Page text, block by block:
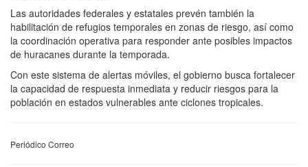
Las autoridades federales y estatales prevén también la
habilitación de refugios temporales en zonas de riesgo, así como
la coordinación operativa para responder ante posibles impactos
de huracanes durante la temporada.
Con este sistema de alertas móviles, el gobierno busca fortalecer
la capacidad de respuesta inmediata y reducir riesgos para la
población en estados vulnerables ante ciclones tropicales.
Periódico Correo